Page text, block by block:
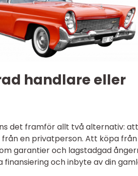
handlare eller
det framför allt två alternativ:
en privatperson. Att köpa
garantier och lagstadgad
och inbyte av din